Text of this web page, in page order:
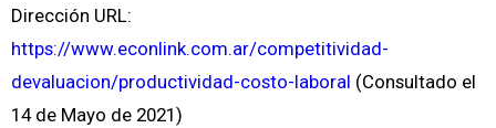
Dirección URL:
https://www.econlink.com.ar/competitividad-
devaluacion/productividad-costo-laboral (Consultado el
14 de Mayo de 2021)